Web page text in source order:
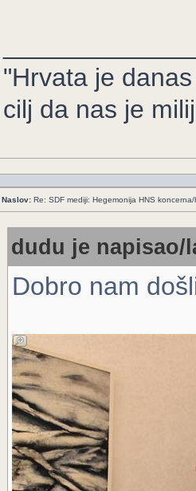
"Hrvata je
cilj da nas je
Naslov: Re: SDF mediji: Hegemonija HNS
dudu je napisao/
Dobro nam